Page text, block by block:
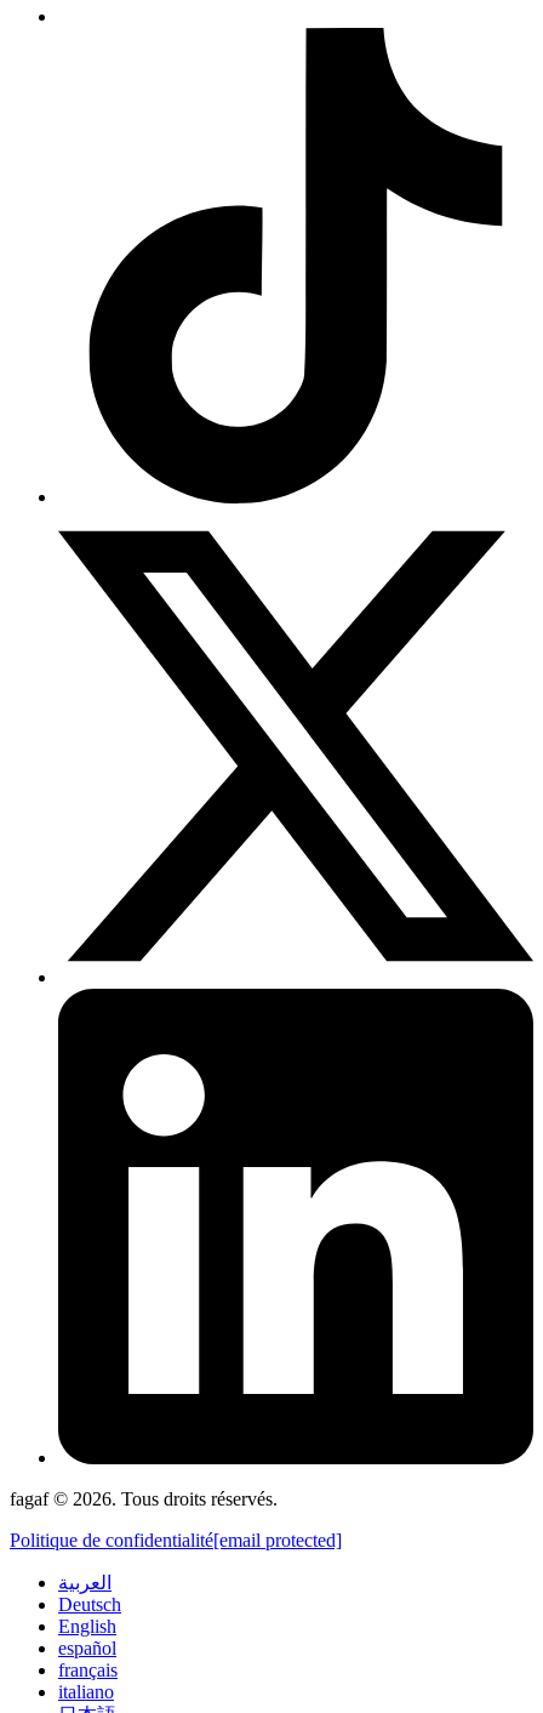
fagaf © 2026. Tous droits réservés.
Politique de confidentialité[email protected]
العربية
Deutsch
English
español
français
italiano